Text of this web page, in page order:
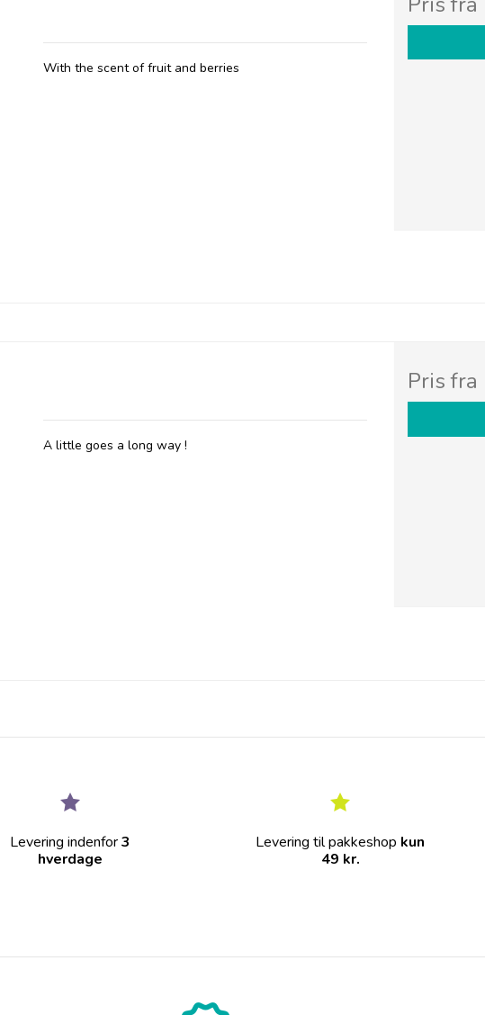
With the scent of fruit and berries
A little goes a long way !
Pris fra
Levering indenfor3
hverdage
Levering til pakkeshop kun
49 kr.